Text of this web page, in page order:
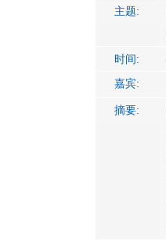
主题:
时间:
嘉宾:
摘要: